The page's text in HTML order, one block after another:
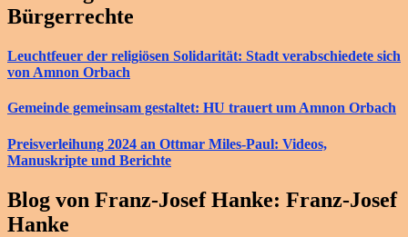
Bürgerrechte
Leuchtfeuer der religiösen Solidarität: Stadt verabschiedete sich
von Amnon Orbach
Gemeinde gemeinsam gestaltet: HU trauert um Amnon Orbach
Preisverleihung 2024 an Ottmar Miles-Paul: Videos,
Manuskripte und Berichte
Blog von Franz-Josef Hanke: Franz-Josef
Hanke